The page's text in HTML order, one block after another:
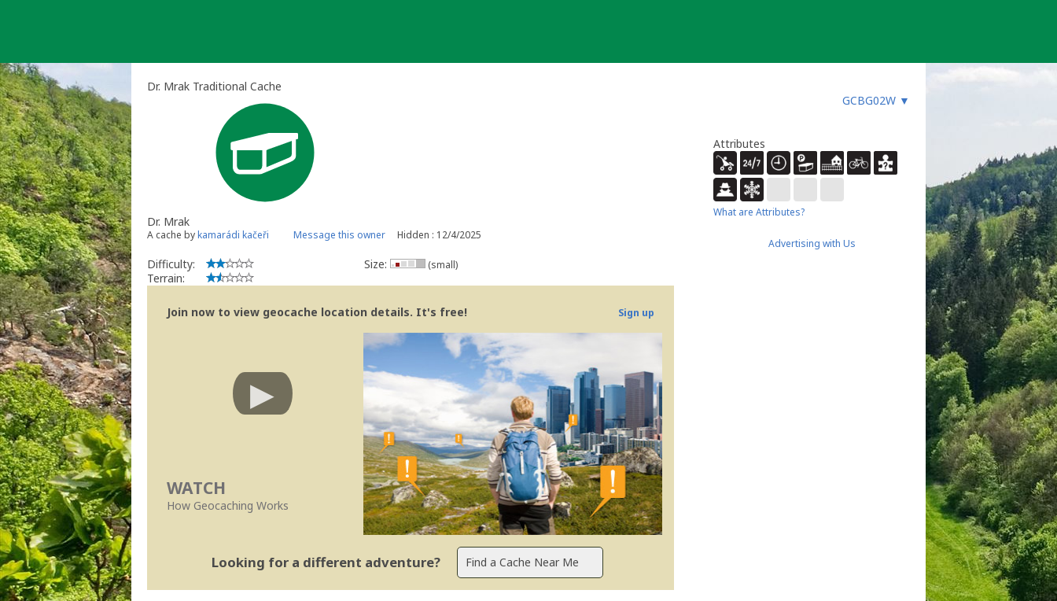
Dr. Mrak Traditional Cache
GCBG02W ▼
Dr. Mrak
A cache bykamarádi kačeři Message this owner Hidden : 12/4/2025
Difficulty:
Terrain:
Size: (small)
Join now to view geocache location details. It's free! Sign up
WATCH
How Geocaching Works
Looking for a different adventure?
Attributes
What are Attributes?
Advertising with Us